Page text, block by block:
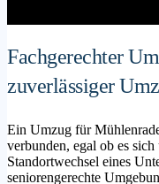
Fachgerechter
zuverlässiger
Ein Umzug für
verbunden, egal ob es
Standortwechsel eines
seniorengerechte